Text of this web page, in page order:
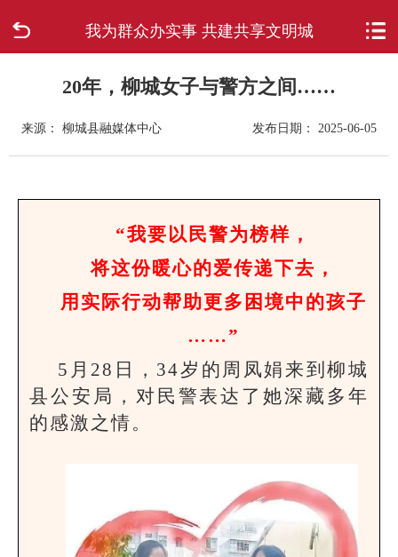
我为群众办实事 共建共享文明城
走进柳城
新闻中心
20年，柳城女子与警方之间……
来源： 柳城县融媒体中心 发布日期： 2025-06-05
“我要以民警为榜样，
将这份暖心的爱传递下去，
用实际行动帮助更多困境中的孩子
……”
5月28日，34岁的周凤娟来到柳城
县公安局，对民警表达了她深藏多年
的感激之情。